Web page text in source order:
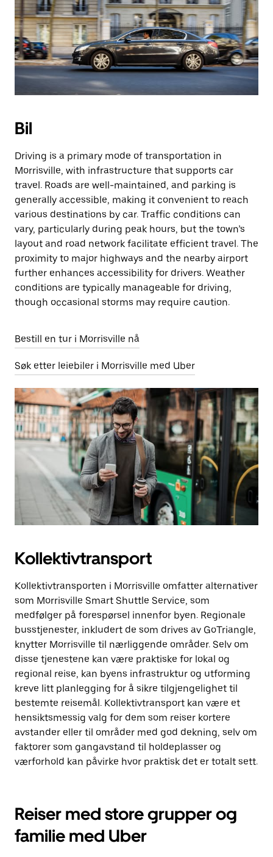
Bil
Driving is a primary mode of transportation in
Morrisville, with infrastructure that supports car
travel. Roads are well-maintained, and parking is
generally accessible, making it convenient to reach
various destinations by car. Traffic conditions can
vary, particularly during peak hours, but the town’s
layout and road network facilitate efficient travel. The
proximity to major highways and the nearby airport
further enhances accessibility for drivers. Weather
conditions are typically manageable for driving,
though occasional storms may require caution.
Bestill en tur i Morrisville nå
Søk etter leiebiler i Morrisville med Uber
Kollektivtransport
Kollektivtransporten i Morrisville omfatter alternativer
som Morrisville Smart Shuttle Service, som
medfølger på forespørsel innenfor byen. Regionale
busstjenester, inkludert de som drives av GoTriangle,
knytter Morrisville til nærliggende områder. Selv om
disse tjenestene kan være praktiske for lokal og
regional reise, kan byens infrastruktur og utforming
kreve litt planlegging for å sikre tilgjengelighet til
bestemte reisemål. Kollektivtransport kan være et
hensiktsmessig valg for dem som reiser kortere
avstander eller til områder med god dekning, selv om
faktorer som gangavstand til holdeplasser og
værforhold kan påvirke hvor praktisk det er totalt sett.
Reiser med store grupper og
familie med Uber